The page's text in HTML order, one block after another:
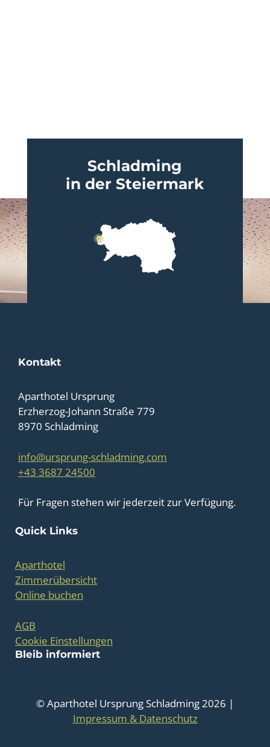
Schladming
in der Steiermark
Kontakt
Aparthotel Ursprung
Erzherzog-Johann Straße 779
8970 Schladming
info@ursprung-schladming.com
+43 3687 24500
Für Fragen stehen wir jederzeit zur Verfügung.
Quick Links
Aparthotel
Zimmerübersicht
Online buchen
AGB
Cookie Einstellungen
Bleib informiert
© Aparthotel Ursprung Schladming 2026 |
Impressum & Datenschutz